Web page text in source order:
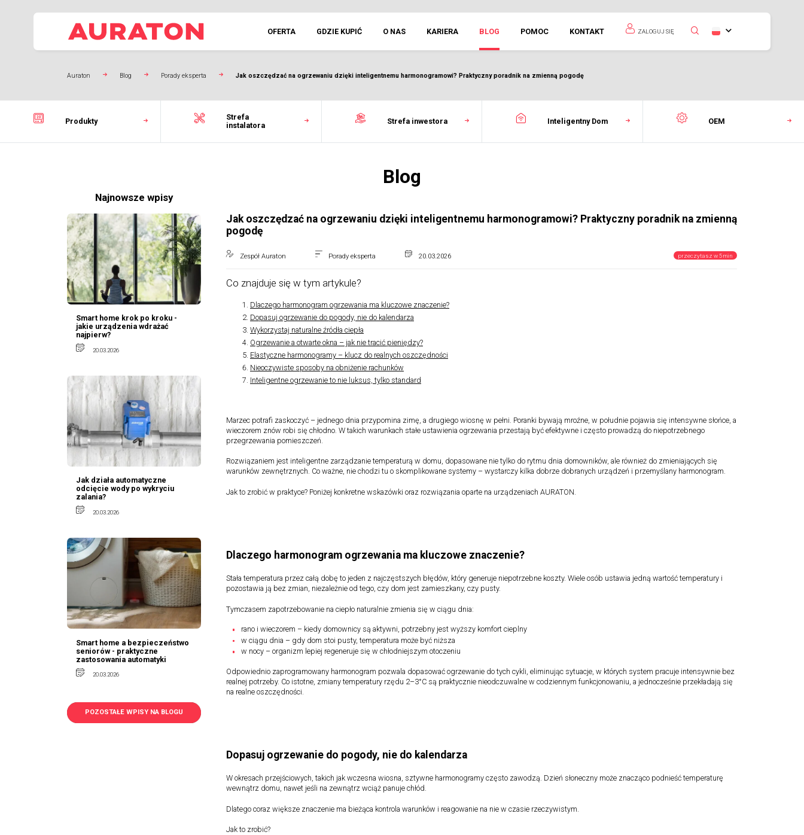
OFERTA GDZIE KUPIĆ O NAS KARIERA BLOG POMOC KONTAKT ZALOGUJ SIĘ
Auraton Blog Porady eksperta Jak oszczędzać na ogrzewaniu dzięki inteligentnemu harmonogramowi? Praktyczny poradnik na zmienną pogodę
Produkty
Strefa
instalatora
Strefa inwestora Inteligentny Dom OEM
Blog
Najnowsze wpisy
Smart home krok po kroku -
jakie urządzenia wdrażać
najpierw?
20.03.2026
Jak działa automatyczne
odcięcie wody po wykryciu
zalania?
20.03.2026
Smart home a bezpieczeństwo
seniorów - praktyczne
zastosowania automatyki
20.03.2026
POZOSTAŁE WPISY NA BLOGU
Jak oszczędzać na ogrzewaniu dzięki inteligentnemu harmonogramowi? Praktyczny poradnik na zmienną
pogodę
Zespół Auraton Porady eksperta 20.03.2026 przeczytasz w 5 min
Co znajduje się w tym artykule?
Dlaczego harmonogram ogrzewania ma kluczowe znaczenie?
Dopasuj ogrzewanie do pogody, nie do kalendarza
Wykorzystaj naturalne źródła ciepła
Ogrzewanie a otwarte okna – jak nie tracić pieniędzy?
Elastyczne harmonogramy – klucz do realnych oszczędności
Nieoczywiste sposoby na obniżenie rachunków
Inteligentne ogrzewanie to nie luksus, tylko standard
Marzec potrafi zaskoczyć – jednego dnia przypomina zimę, a drugiego wiosnę w pełni. Poranki bywają mroźne, w południe pojawia się intensywne słońce, a
wieczorem znów robi się chłodno. W takich warunkach stałe ustawienia ogrzewania przestają być efektywne i często prowadzą do niepotrzebnego
przegrzewania pomieszczeń.
Rozwiązaniem jest inteligentne zarządzanie temperaturą w domu, dopasowane nie tylko do rytmu dnia domowników, ale również do zmieniających się
warunków zewnętrznych. Co ważne, nie chodzi tu o skomplikowane systemy – wystarczy kilka dobrze dobranych urządzeń i przemyślany harmonogram.
Jak to zrobić w praktyce? Poniżej konkretne wskazówki oraz rozwiązania oparte na urządzeniach AURATON.
Dlaczego harmonogram ogrzewania ma kluczowe znaczenie?
Stała temperatura przez całą dobę to jeden z najczęstszych błędów, który generuje niepotrzebne koszty. Wiele osób ustawia jedną wartość temperatury i
pozostawia ją bez zmian, niezależnie od tego, czy dom jest zamieszkany, czy pusty.
Tymczasem zapotrzebowanie na ciepło naturalnie zmienia się w ciągu dnia:
rano i wieczorem – kiedy domownicy są aktywni, potrzebny jest wyższy komfort cieplny
w ciągu dnia – gdy dom stoi pusty, temperatura może być niższa
w nocy – organizm lepiej regeneruje się w chłodniejszym otoczeniu
Odpowiednio zaprogramowany harmonogram pozwala dopasować ogrzewanie do tych cykli, eliminując sytuacje, w których system pracuje intensywnie bez
realnej potrzeby. Co istotne, zmiany temperatury rzędu 2–3°C są praktycznie nieodczuwalne w codziennym funkcjonowaniu, a jednocześnie przekładają się
na realne oszczędności.
Dopasuj ogrzewanie do pogody, nie do kalendarza
W okresach przejściowych, takich jak wczesna wiosna, sztywne harmonogramy często zawodzą. Dzień słoneczny może znacząco podnieść temperaturę
wewnątrz domu, nawet jeśli na zewnątrz wciąż panuje chłód.
Dlatego coraz większe znaczenie ma bieżąca kontrola warunków i reagowanie na nie w czasie rzeczywistym.
Jak to zrobić?